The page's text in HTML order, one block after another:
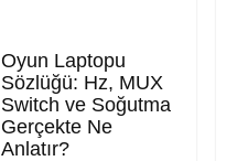
Oyun Laptopu
Sözlüğü: Hz, MUX
Switch ve Soğutma
Gerçekte Ne
Anlatır?